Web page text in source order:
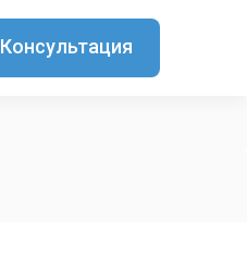
Консультация